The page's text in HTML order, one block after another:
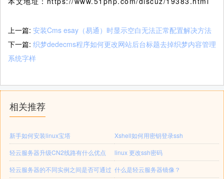
上一篇: 安装Cms esay（易通）时显示空白无法正常配置解决方法
下一篇: 织梦dedecms程序如何更改网站后台标题去掉织梦内容管理
系统字样
相关推荐
新手如何安装linux宝塔
Xshell如何用密钥登录ssh
轻云服务器升级CN2线路有什么优点
linux 更改ssh密码
轻云服务器的不同实例之间是否可通过 什么是轻云服务器镜像？